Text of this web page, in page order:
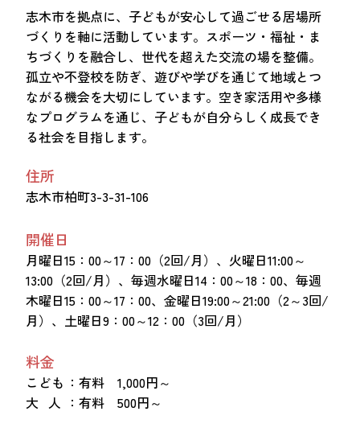
新着情報 音声読み上げ
会員登録
お問い合わせ
志木市を拠点に、子どもが安心して過ごせる居場所
づくりを軸に活動しています。スポーツ・福祉・ま
ちづくりを融合し、世代を超えた交流の場を整備。
孤立や不登校を防ぎ、遊びや学びを通じて地域とつ
ながる機会を大切にしています。空き家活用や多様
なプログラムを通じ、子どもが自分らしく成長でき
る社会を目指します。
住所
志木市柏町3-3-31-106
開催日
月曜日15：00～17：00（2回/月）、火曜日11:00～
13:00（2回/月）、毎週水曜日14：00～18：00、毎週
木曜日15：00～17：00、金曜日19:00～21:00（2～3回/
月）、土曜日9：00～12：00（3回/月）
料金
こども ：有料 1,000円～
大 人 ：有料 500円～